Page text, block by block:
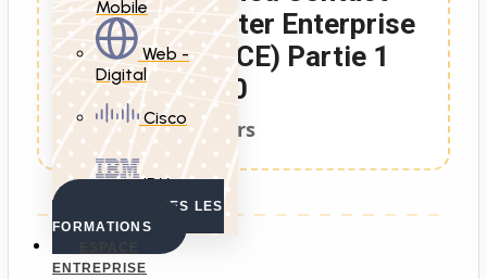
Mobile
Web -
Digital
Cisco
IBM
VOIR TOUTES LES
FORMATIONS
ENTREPRISE
Center Enterprise
(UCCE) Partie 1
V2.0
5 Jours